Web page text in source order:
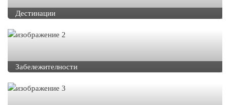
Дестинации
Забележителности